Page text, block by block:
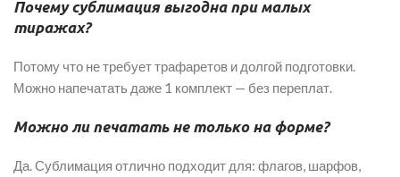
Почему сублимация выгодна при малых
тиражах?
Потому что не требует трафаретов и долгой подготовки.
Можно напечатать даже 1 комплект — без переплат.
Можно ли печатать не только на форме?
Да. Сублимация отлично подходит для: флагов, шарфов,